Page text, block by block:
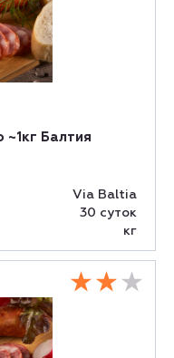
Балтия
Via Baltia
30 суток
кг